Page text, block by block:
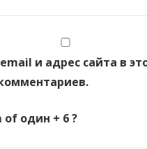
и адрес сайта в
of один + 6 ?